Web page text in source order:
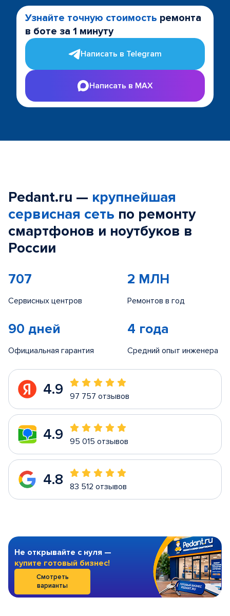
Узнайте точную стоимость ремонта
в боте за 1 минуту
Написать в Telegram
Написать в MAX
Pedant.ru — крупнейшая
сервисная сеть по ремонту
смартфонов и ноутбуков в
России
707
Сервисных центров
2 МЛН
Ремонтов в год
90 дней
Официальная гарантия
4 года
Средний опыт инженера
4.9 97 757 отзывов
4.9 95 015 отзывов
4.8 83 512 отзывов
Не открывайте с нуля —
купите готовый бизнес!
Смотреть
варианты